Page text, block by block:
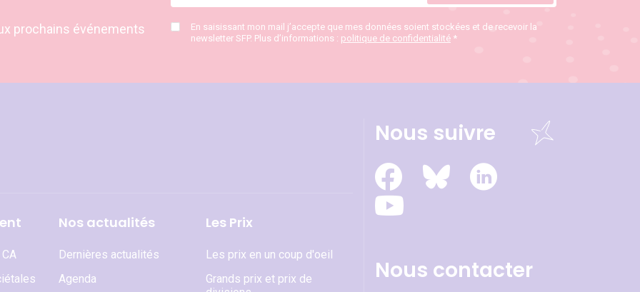
prochains événements
En saisissant mon mail j’accepte que mes données soient stockées et de recevoir la
newsletter SFP. Plus d’informations : politique de confidentialité *
Nos actualités
Dernières actualités
Agenda
Les Prix
Les prix en un coup d'oeil
Grands prix et prix de
Nous suivre
Nous contacter